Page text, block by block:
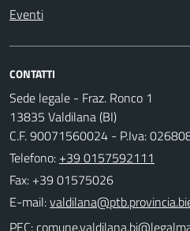
Eventi
CONTATTI
Sede legale - Fraz. Ronco 1
13835 Valdilana (BI)
C.F. 90071560024 - P.Iva:
Telefono: +39 0157592111
Fax: +39 01575026
E-mail:
PEC: